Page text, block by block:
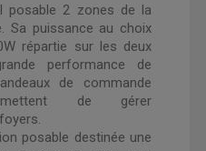
posable 2 zones de la
Sa puissance au choix
répartie sur les deux
performance de
de commande
de gérer
posable destinée une